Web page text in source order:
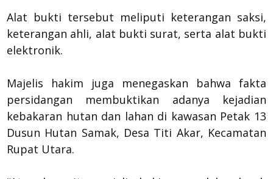
Alat bukti tersebut meliputi keterangan saksi,
keterangan ahli, alat bukti surat, serta alat bukti
elektronik.
Majelis hakim juga menegaskan bahwa fakta
persidangan membuktikan adanya kejadian
kebakaran hutan dan lahan di kawasan Petak 13
Dusun Hutan Samak, Desa Titi Akar, Kecamatan
Rupat Utara.